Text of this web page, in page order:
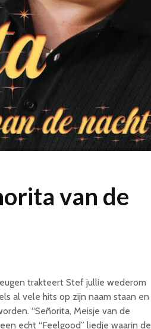
van de
trakteert Stef jullie wederom
al vele hits op zijn naam staan en
“Señorita, Meisje van de
echt “Feelgood” liedje waarin de